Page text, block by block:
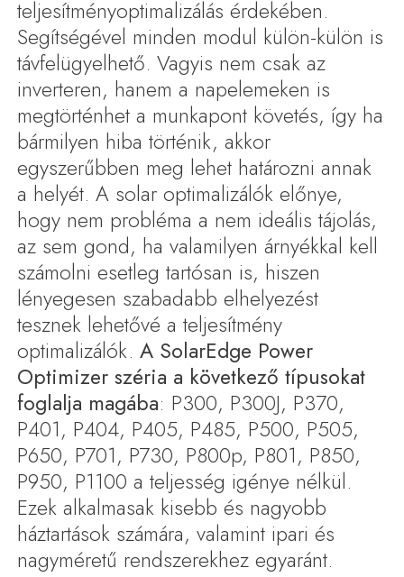
teljesítményoptimalizálás érdekében.
Segítségével minden modul külön-külön is
távfelügyelhető. Vagyis nem csak az
inverteren, hanem a napelemeken is
megtörténhet a munkapont követés, így ha
bármilyen hiba történik, akkor
egyszerűbben meg lehet határozni annak
a helyét. A solar optimalizálók előnye,
hogy nem probléma a nem ideális tájolás,
az sem gond, ha valamilyen árnyékkal kell
számolni esetleg tartósan is, hiszen
lényegesen szabadabb elhelyezést
tesznek lehetővé a teljesítmény
optimalizálók. A SolarEdge Power
Optimizer széria a következő típusokat
foglalja magába: P300, P300J, P370,
P401, P404, P405, P485, P500, P505,
P650, P701, P730, P800p, P801, P850,
P950, P1100 a teljesség igénye nélkül.
Ezek alkalmasak kisebb és nagyobb
háztartások számára, valamint ipari és
nagyméretű rendszerekhez egyaránt.